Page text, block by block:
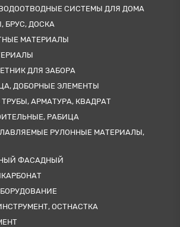
СИСТЕМЫ ДЛЯ ДОМА
БРУС, ДОСКА
МАТЕРИАЛЫ
ДЛЯ ЗАБОРА
ДОБОРНЫЕ ЭЛЕМЕНТЫ
АРМАТУРА, КВАДРАТ
РАБИЦА
РУЛОННЫЕ МАТЕРИАЛЫ,
ФАСАДНЫЙ
ОСТНАСТКА